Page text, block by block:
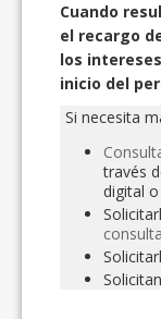
Cuando
el recargo
los
inicio del
Si necesita
través
digital